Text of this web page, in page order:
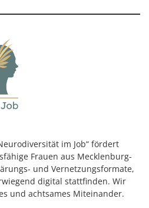
im Job“ fördert
Frauen aus Mecklenburg-
und Vernetzungsformate,
digital stattfinden. Wir
und achtsames Miteinander.